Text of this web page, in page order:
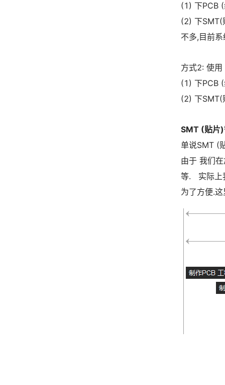
(1) 下PCB
(2) 下SMT(
不多,目前
方式2: 使
(1) 下PCB
(2) 下SMT(
SMT (贴片
单说SMT (
由于 我们
等. 实际上
为了方便.